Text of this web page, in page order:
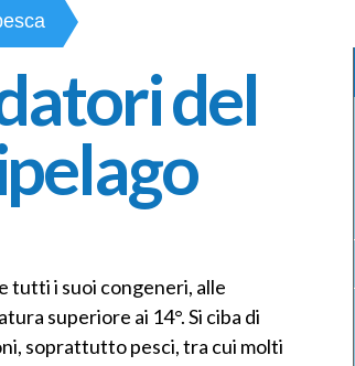
del
tutti i suoi congeneri, alle
superiore ai 14°. Si ciba di
soprattutto pesci, tra cui molti